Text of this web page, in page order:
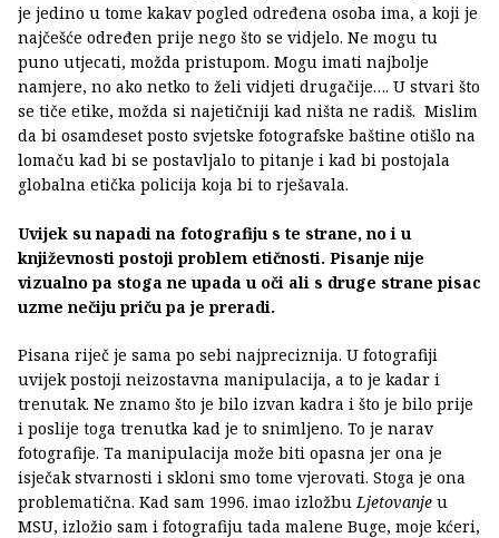
je jedino u tome kakav pogled određena osoba ima, a koji je
najčešće određen prije nego što se vidjelo. Ne mogu tu
puno utjecati, možda pristupom. Mogu imati najbolje
namjere, no ako netko to želi vidjeti drugačije…. U stvari što
se tiče etike, možda si najetičniji kad ništa ne radiš. Mislim
da bi osamdeset posto svjetske fotografske baštine otišlo na
lomaču kad bi se postavljalo to pitanje i kad bi postojala
globalna etička policija koja bi to rješavala.
Uvijek su napadi na fotografiju s te strane, no i u
književnosti postoji problem etičnosti. Pisanje nije
vizualno pa stoga ne upada u oči ali s druge strane pisac
uzme nečiju priču pa je preradi.
Pisana riječ je sama po sebi najpreciznija. U fotografiji
uvijek postoji neizostavna manipulacija, a to je kadar i
trenutak. Ne znamo što je bilo izvan kadra i što je bilo prije
i poslije toga trenutka kad je to snimljeno. To je narav
fotografije. Ta manipulacija može biti opasna jer ona je
isječak stvarnosti i skloni smo tome vjerovati. Stoga je ona
problematična. Kad sam 1996. imao izložbuLjetovanje u
MSU, izložio sam i fotografiju tada malene Buge, moje kćeri,